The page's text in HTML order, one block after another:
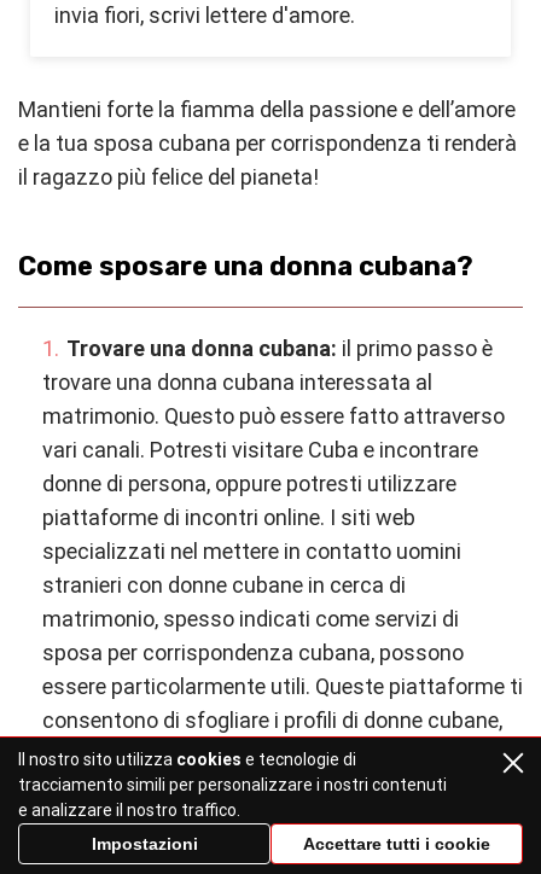
invia fiori, scrivi lettere d'amore.
Mantieni forte la fiamma della passione e dell’amore
e la tua sposa cubana per corrispondenza ti renderà
il ragazzo più felice del pianeta!
Come sposare una donna cubana?
Trovare una donna cubana: il primo passo è
trovare una donna cubana interessata al
matrimonio. Questo può essere fatto attraverso
vari canali. Potresti visitare Cuba e incontrare
donne di persona, oppure potresti utilizzare
piattaforme di incontri online. I siti web
specializzati nel mettere in contatto uomini
stranieri con donne cubane in cerca di
matrimonio, spesso indicati come servizi di
sposa per corrispondenza cubana, possono
essere particolarmente utili. Queste piattaforme ti
consentono di sfogliare i profili di donne cubane,
comunicare con loro e costruire relazioni.
Costruisci una relazione:una volta che hai
incontrato una donna cubana che ti interessa, il
passo successivo è costruire una relazione con
Il nostro sito utilizza cookies e tecnologie di
tracciamento simili per personalizzare i nostri contenuti
e analizzare il nostro traffico.
Impostazioni
Accettare tutti i cookie